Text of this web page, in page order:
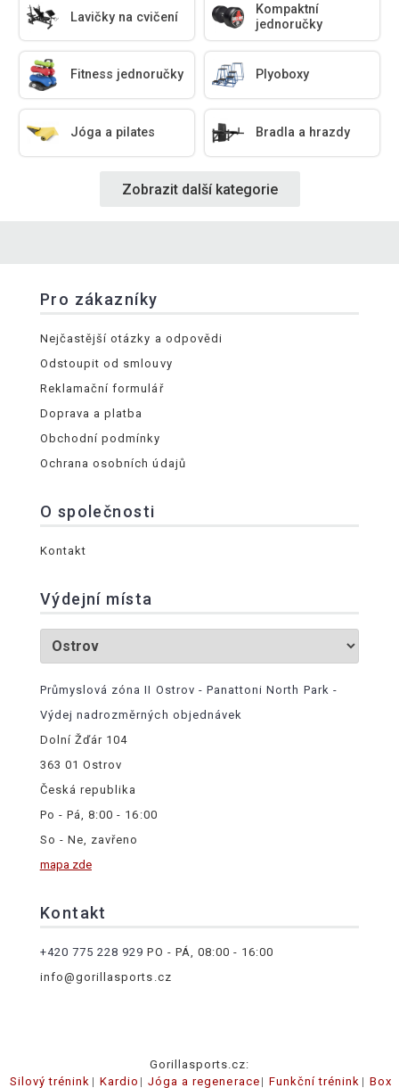
Lavičky na cvičení
Kompaktní
jednoručky
Fitness jednoručky Plyoboxy
Jóga a pilates Bradla a hrazdy
Zobrazit další kategorie
Pro zákazníky
Nejčastější otázky a odpovědi
Odstoupit od smlouvy
Reklamační formulář
Doprava a platba
Obchodní podmínky
Ochrana osobních údajů
O společnosti
Kontakt
Výdejní místa
Průmyslová zóna II Ostrov - Panattoni North Park -
Výdej nadrozměrných objednávek
Dolní Žďár 104
363 01 Ostrov
Česká republika
Po - Pá, 8:00 - 16:00
So - Ne, zavřeno
mapa zde
Kontakt
+420 775 228 929 PO - PÁ, 08:00 - 16:00
info@gorillasports.cz
Gorillasports.cz:
Silový trénink
Kardio Jóga a regenerace Funkční trénink Box